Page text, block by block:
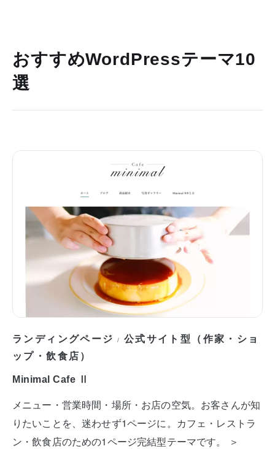
おすすめWordPressテーマ10
選
ランディングページ / 公式サイト型（作家・ショ
ップ・飲食店）
Minimal Cafe Ⅱ
メニュー・営業時間・場所・お店の空気。お客さんが知
りたいことを、迷わせず1ページに。カフェ・レストラ
ン・飲食店のための1ページ完結型テーマです。 ＞